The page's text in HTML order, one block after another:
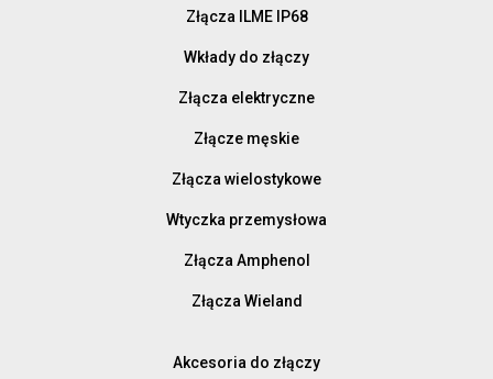
Złącza ILME IP68
Wkłady do złączy
Złącza elektryczne
Złącze męskie
Złącza wielostykowe
Wtyczka przemysłowa
Złącza Amphenol
Złącza Wieland
Akcesoria do złączy